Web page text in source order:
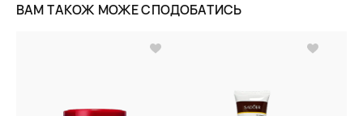
ВАМ ТАКОЖ МОЖЕ СПОДОБАТИСЬ